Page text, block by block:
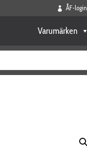
ÅF-login
Varumärken